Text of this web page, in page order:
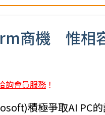
商機 惟相
詢會員服務 ！
積極爭取AI PC